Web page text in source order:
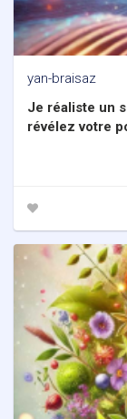
yan-braisaz
Je réaliste un
révélez votre